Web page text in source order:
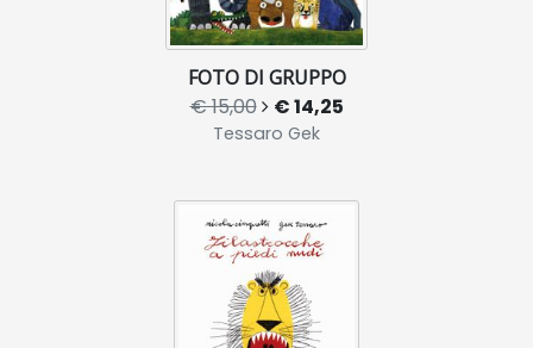
FOTO DI GRUPPO
€ 15,00 € 14,25
Tessaro Gek